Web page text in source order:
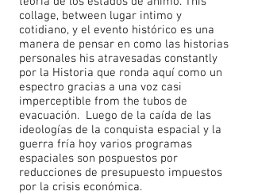
collage, between lugar intimo y
cotidiano, y el evento histórico es una
manera de pensar en como las historias
personales his atravesadas constantly
por la Historia que ronda aquí como un
espectro gracias a una voz casi
imperceptible from the tubos de
evacuación. Luego de la caída de las
ideologías de la conquista espacial y la
guerra fría hoy varios programas
espaciales son pospuestos por
reducciones de presupuesto impuestos
por la crisis económica.